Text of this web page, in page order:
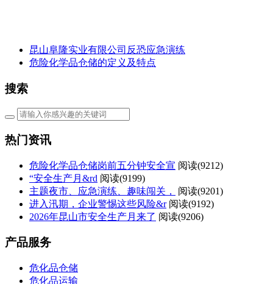
昆山阜隆实业有限公司反恐应急演练
危险化学品仓储的定义及特点
搜索
热门资讯
危险化学品仓储岗前五分钟安全宣 阅读(9212)
“安全生产月&rd 阅读(9199)
主题夜市、应急演练、趣味闯关，
阅读(9201)
进入汛期，企业警惕这些风险&r 阅读(9192)
2026年昆山市安全生产月来了 阅读(9206)
产品服务
危化品仓储
危化品运输